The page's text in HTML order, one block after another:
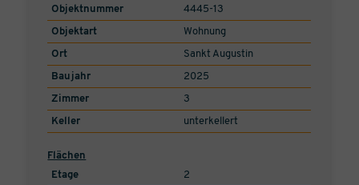
Objektnummer
4445-13
Objektart Wohnung
Ort Sankt Augustin
Baujahr 2025
Zimmer 3
Keller unterkellert
Flächen
Etage
2